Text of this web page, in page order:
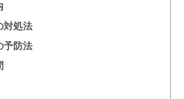
対処法
予防法